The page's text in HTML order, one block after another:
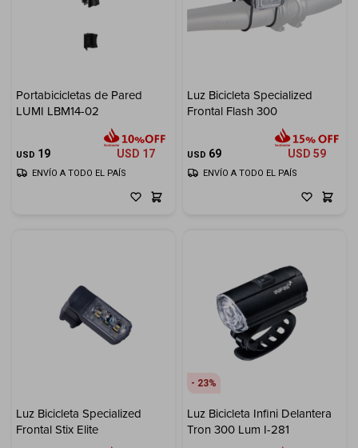
Portabicicletas de Pared
LUMI LBM14-02
USD 19 USD 17
ENVÍO A TODO EL PAÍS
Luz Bicicleta Specialized
Frontal Flash 300
USD 69 USD 59
ENVÍO A TODO EL PAÍS
Luz Bicicleta Specialized
Frontal Stix Elite
23
Luz Bicicleta Infini Delantera
Tron 300 Lum I-281
Movilidad
Accesorios